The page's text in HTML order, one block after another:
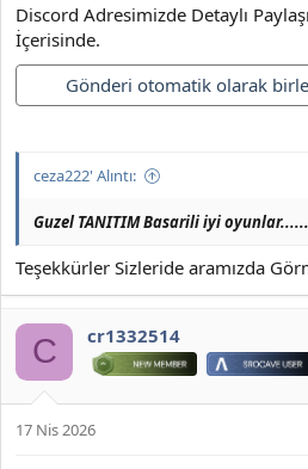
Discord Adresimizde Detaylı
İçerisinde.
Gönderi otomatik olarak
ceza222' Alıntı:
Guzel TANITIM Basarili iyi
Teşekkürler Sizleride aramızda
C cr1332514
17 Nis 2026